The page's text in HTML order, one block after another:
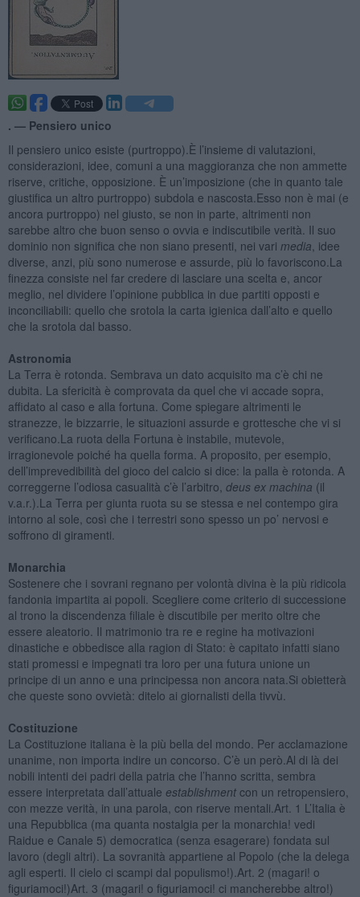
. — Pensiero unico
Il pensiero unico esiste (purtroppo).È l’insieme di valutazioni,
considerazioni, idee, comuni a una maggioranza che non ammette
riserve, critiche, opposizione. È un’imposizione (che in quanto tale
giustifica un altro purtroppo) subdola e nascosta.Esso non è mai (e
ancora purtroppo) nel giusto, se non in parte, altrimenti non
sarebbe altro che buon senso o ovvia e indiscutibile verità. Il suo
dominio non significa che non siano presenti, nei vari media , idee
diverse, anzi, più sono numerose e assurde, più lo favoriscono.La
finezza consiste nel far credere di lasciare una scelta e, ancor
meglio, nel dividere l’opinione pubblica in due partiti opposti e
inconciliabili: quello che srotola la carta igienica dall’alto e quello
che la srotola dal basso.
Astronomia
La Terra è rotonda. Sembrava un dato acquisito ma c’è chi ne
dubita. La sfericità è comprovata da quel che vi accade sopra,
affidato al caso e alla fortuna. Come spiegare altrimenti le
stranezze, le bizzarrie, le situazioni assurde e grottesche che vi si
verificano.La ruota della Fortuna è instabile, mutevole,
irragionevole poiché ha quella forma. A proposito, per esempio,
dell’imprevedibilità del gioco del calcio si dice: la palla è rotonda. A
correggerne l’odiosa casualità c’è l’arbitro, deus ex machina (il
v.a.r.).La Terra per giunta ruota su se stessa e nel contempo gira
intorno al sole, così che i terrestri sono spesso un po’ nervosi e
soffrono di giramenti.
Monarchia
Sostenere che i sovrani regnano per volontà divina è la più ridicola
fandonia impartita ai popoli. Scegliere come criterio di successione
al trono la discendenza filiale è discutibile per merito oltre che
essere aleatorio. Il matrimonio tra re e regine ha motivazioni
dinastiche e obbedisce alla ragion di Stato: è capitato infatti siano
stati promessi e impegnati tra loro per una futura unione un
principe di un anno e una principessa non ancora nata.Si obietterà
che queste sono ovvietà: ditelo ai giornalisti della tivvù.
Costituzione
La Costituzione italiana è la più bella del mondo. Per acclamazione
unanime, non importa indire un concorso. C’è un però.Al di là dei
nobili intenti dei padri della patria che l’hanno scritta, sembra
essere interpretata dall’attuale establishmentcon un retropensiero,
con mezze verità, in una parola, con riserve mentali.Art. 1 L’Italia è
una Repubblica (ma quanta nostalgia per la monarchia! vedi
Raidue e Canale 5) democratica (senza esagerare) fondata sul
lavoro (degli altri). La sovranità appartiene al Popolo (che la delega
agli esperti. Il cielo ci scampi dal populismo!).Art. 2 (magari! o
figuriamoci!)Art. 3 (magari! o figuriamoci! ci mancherebbe altro!)